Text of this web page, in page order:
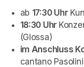
ab 17:30 Uhr
18:30 Uhr
(Glossa)
im Anschluss
cantano Pasolini